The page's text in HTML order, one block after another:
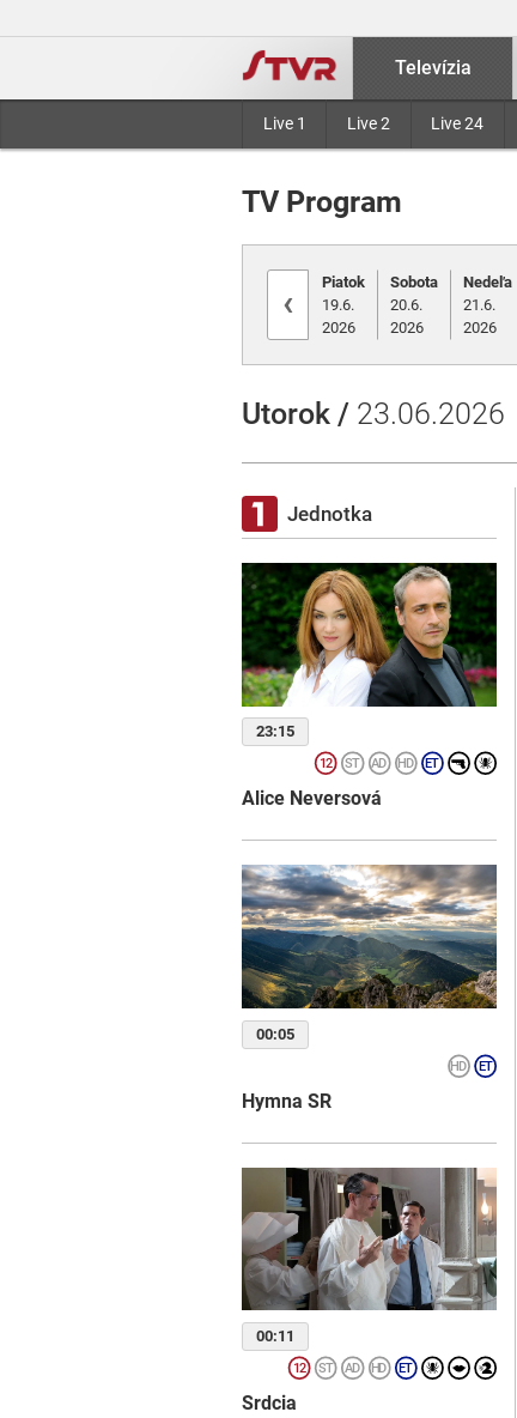
Televízia
Live 1 Live 2 Live 24
TV Program
‹
Piatok
19.6.
2026
Sobota
20.6.
2026
Nedeľa
21.6.
2026
Utorok / 23.06.2026
Jednotka
23:15
Alice Neversová
00:05
Hymna SR
00:11
Srdcia